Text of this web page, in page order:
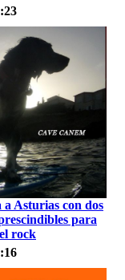
a Asturias con dos
para
rock